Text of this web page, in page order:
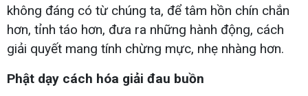
không đáng có từ chúng ta, để tâm hồn chín chắn
hơn, tỉnh táo hơn, đưa ra những hành động, cách
giải quyết mang tính chừng mực, nhẹ nhàng hơn.
Phật dạy cách hóa giải đau buồn